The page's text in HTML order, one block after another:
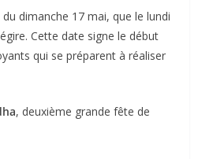
dimanche 17 mai, que le lundi
Cette date signe le début
qui se préparent à réaliser
, deuxième grande fête de